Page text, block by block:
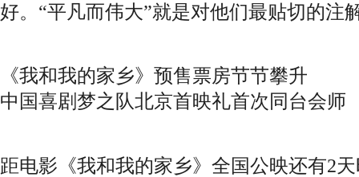
好。“平凡而伟大”就是对他们最贴切的注
《我和我的家乡》预售票房节节攀升
中国喜剧梦之队北京首映礼首次同台会师
距电影《我和我的家乡》全国公映还有2